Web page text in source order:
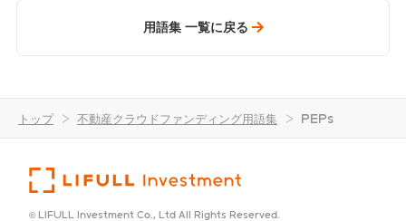
用語集 一覧に戻る
トップ > 不動産クラウドファンディング用語集 > PEPs
© LIFULL Investment Co., Ltd All Rights Reserved.